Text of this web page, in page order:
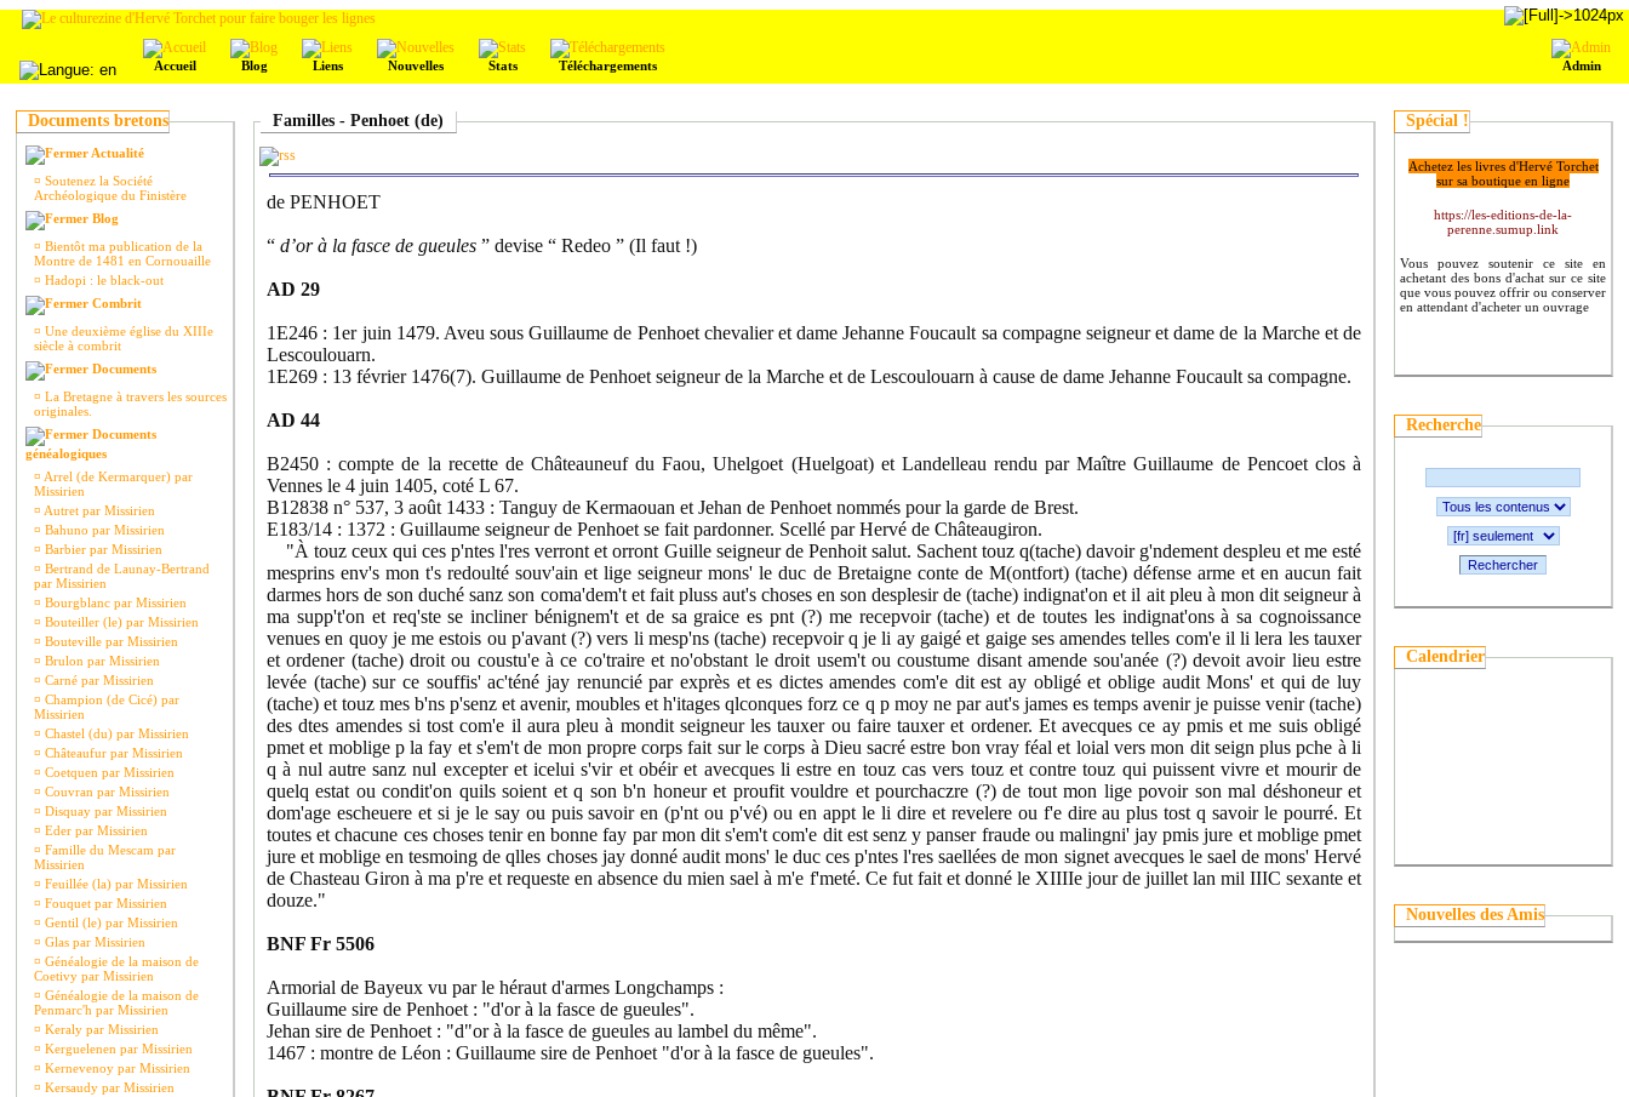
Admin
Accueil Blog Liens Nouvelles Stats Téléchargements
Documents bretons
Actualité
¤ Soutenez la Société
Archéologique du Finistère
Blog
¤ Bientôt ma publication de la
Montre de 1481 en Cornouaille
¤ Hadopi : le black-out
Combrit
¤ Une deuxième église du XIIIe
siècle à combrit
Documents
¤ La Bretagne à travers les sources
originales.
Documents
généalogiques
¤ Arrel (de Kermarquer) par
Missirien
¤ Autret par Missirien
¤ Bahuno par Missirien
¤ Barbier par Missirien
¤ Bertrand de Launay-Bertrand
par Missirien
¤ Bourgblanc par Missirien
¤ Bouteiller (le) par Missirien
¤ Bouteville par Missirien
¤ Brulon par Missirien
¤ Carné par Missirien
¤ Champion (de Cicé) par
Missirien
¤ Chastel (du) par Missirien
¤ Châteaufur par Missirien
¤ Coetquen par Missirien
¤ Couvran par Missirien
¤ Disquay par Missirien
¤ Eder par Missirien
¤ Famille du Mescam par
Missirien
¤ Feuillée (la) par Missirien
¤ Fouquet par Missirien
¤ Gentil (le) par Missirien
¤ Glas par Missirien
¤ Généalogie de la maison de
Coetivy par Missirien
¤ Généalogie de la maison de
Penmarc'h par Missirien
¤ Keraly par Missirien
¤ Kerguelenen par Missirien
¤ Kernevenoy par Missirien
¤ Kersaudy par Missirien
Familles - Penhoet (de)
de PENHOET
“ d’or à la fasce de gueules ” devise “ Redeo ” (Il faut !)
AD 29
1E246 : 1er juin 1479. Aveu sous Guillaume de Penhoet chevalier et dame Jehanne Foucault sa compagne seigneur et dame de la Marche et de
Lescoulouarn.
1E269 : 13 février 1476(7). Guillaume de Penhoet seigneur de la Marche et de Lescoulouarn à cause de dame Jehanne Foucault sa compagne.
AD 44
B2450 : compte de la recette de Châteauneuf du Faou, Uhelgoet (Huelgoat) et Landelleau rendu par Maître Guillaume de Pencoet clos à
Vennes le 4 juin 1405, coté L 67.
B12838 n° 537, 3 août 1433 : Tanguy de Kermaouan et Jehan de Penhoet nommés pour la garde de Brest.
E183/14 : 1372 : Guillaume seigneur de Penhoet se fait pardonner. Scellé par Hervé de Châteaugiron.
"À touz ceux qui ces p'ntes l'res verront et orront Guille seigneur de Penhoit salut. Sachent touz q(tache) davoir g'ndement despleu et me esté
mesprins env's mon t's redoulté souv'ain et lige seigneur mons' le duc de Bretaigne conte de M(ontfort) (tache) défense arme et en aucun fait
darmes hors de son duché sanz son coma'dem't et fait pluss aut's choses en son desplesir de (tache) indignat'on et il ait pleu à mon dit seigneur à
ma supp't'on et req'ste se incliner bénignem't et de sa graice es pnt (?) me recepvoir (tache) et de toutes les indignat'ons à sa cognoissance
venues en quoy je me estois ou p'avant (?) vers li mesp'ns (tache) recepvoir q je li ay gaigé et gaige ses amendes telles com'e il li lera les tauxer
et ordener (tache) droit ou coustu'e à ce co'traire et no'obstant le droit usem't ou coustume disant amende sou'anée (?) devoit avoir lieu estre
levée (tache) sur ce souffis' ac'téné jay renuncié par exprès et es dictes amendes com'e dit est ay obligé et oblige audit Mons' et qui de luy
(tache) et touz mes b'ns p'senz et avenir, moubles et h'itages qlconques forz ce q p moy ne par aut's james es temps avenir je puisse venir (tache)
des dtes amendes si tost com'e il aura pleu à mondit seigneur les tauxer ou faire tauxer et ordener. Et avecques ce ay pmis et me suis obligé
pmet et moblige p la fay et s'em't de mon propre corps fait sur le corps à Dieu sacré estre bon vray féal et loial vers mon dit seign plus pche à li
q à nul autre sanz nul excepter et icelui s'vir et obéir et avecques li estre en touz cas vers touz et contre touz qui puissent vivre et mourir de
quelq estat ou condit'on quils soient et q son b'n honeur et proufit vouldre et pourchaczre (?) de tout mon lige povoir son mal déshoneur et
dom'age escheuere et si je le say ou puis savoir en (p'nt ou p'vé) ou en appt le li dire et revelere ou f'e dire au plus tost q savoir le pourré. Et
toutes et chacune ces choses tenir en bonne fay par mon dit s'em't com'e dit est senz y panser fraude ou malingni' jay pmis jure et moblige pmet
jure et moblige en tesmoing de qlles choses jay donné audit mons' le duc ces p'ntes l'res saellées de mon signet avecques le sael de mons' Hervé
de Chasteau Giron à ma p're et requeste en absence du mien sael à m'e f'meté. Ce fut fait et donné le XIIIIe jour de juillet lan mil IIIC sexante et
douze."
BNF Fr 5506
Armorial de Bayeux vu par le héraut d'armes Longchamps :
Guillaume sire de Penhoet : "d'or à la fasce de gueules".
Jehan sire de Penhoet : "d"or à la fasce de gueules au lambel du même".
1467 : montre de Léon : Guillaume sire de Penhoet "d'or à la fasce de gueules".
Spécial !
Achetez les livres d'Hervé Torchet
sur sa boutique en ligne
https://les-editions-de-la-
perenne.sumup.link
Vous pouvez soutenir ce site en
achetant des bons d'achat sur ce site
que vous pouvez offrir ou conserver
en attendant d'acheter un ouvrage
Recherche
Rechercher
Calendrier
Nouvelles des Amis